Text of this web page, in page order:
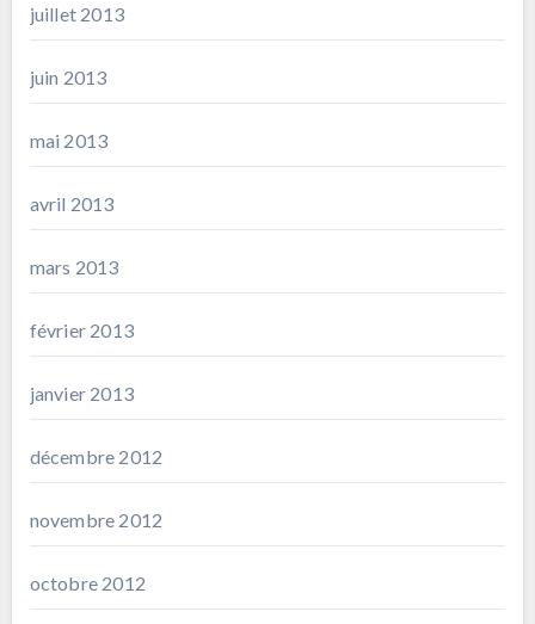
juillet 2013
juin 2013
mai 2013
avril 2013
mars 2013
février 2013
janvier 2013
décembre 2012
novembre 2012
octobre 2012